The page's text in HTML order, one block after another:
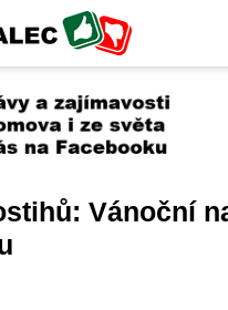
Vánoční